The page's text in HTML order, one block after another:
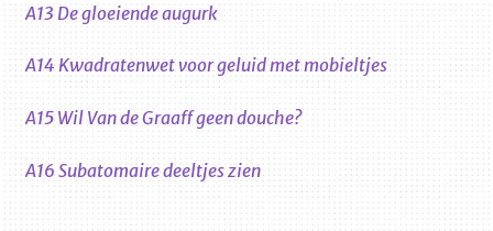
A13 De gloeiende augurk
A14 Kwadratenwet voor geluid met mobieltjes
A15 Wil Van de Graaff geen douche?
A16 Subatomaire deeltjes zien